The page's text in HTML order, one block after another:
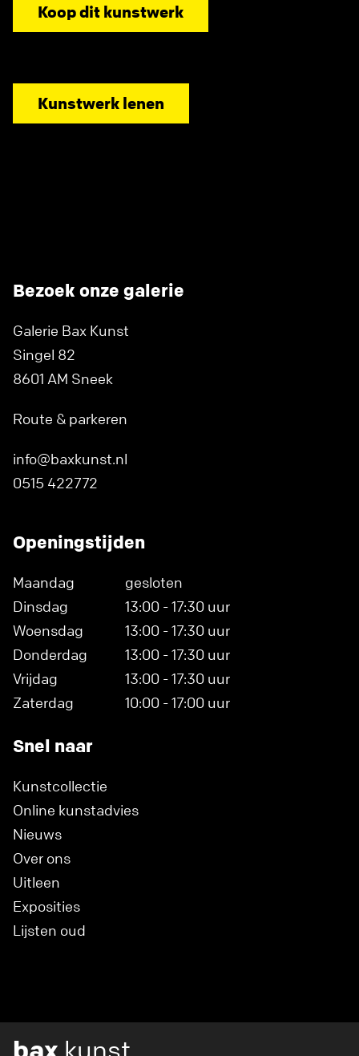
Koop dit kunstwerk
Kunstwerk lenen
Bezoek onze galerie
Galerie Bax Kunst
Singel 82
8601 AM Sneek
Route & parkeren
info@baxkunst.nl
0515 422772
Openingstijden
Maandag
gesloten
Dinsdag
13:00 - 17:30 uur
Woensdag
13:00 - 17:30 uur
Donderdag
13:00 - 17:30 uur
Vrijdag
13:00 - 17:30 uur
Zaterdag
10:00 - 17:00 uur
Snel naar
Kunstcollectie
Online kunstadvies
Nieuws
Over ons
Uitleen
Exposities
Lijsten oud
bax